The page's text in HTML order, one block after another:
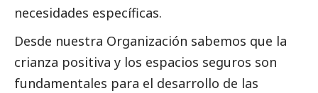
necesidades específicas.
Desde nuestra Organización sabemos que la
crianza positiva y los espacios seguros son
fundamentales para el desarrollo de las